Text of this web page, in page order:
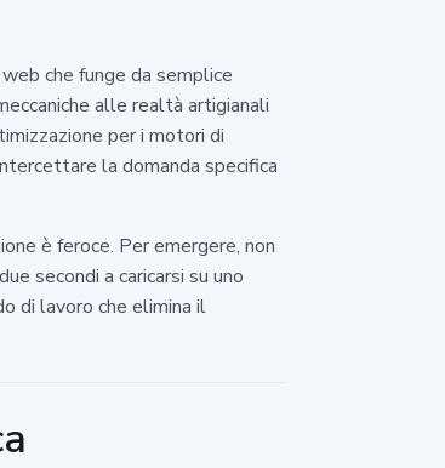
che funge da semplice
alle realtà artigianali
per i motori di
la domanda specifica
è feroce. Per emergere, non
secondi a caricarsi su uno
di lavoro che elimina il